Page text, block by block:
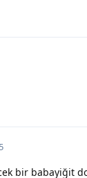
bir babayiğit